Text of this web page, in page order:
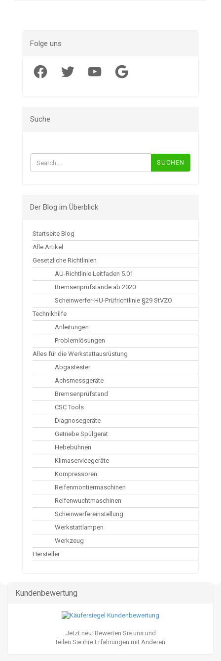
Folge uns
Facebook Twitter YouTube Google
Suche
Suchen
nach:
Der Blog im Überblick
Startseite Blog
Alle Artikel
Gesetzliche Richtlinien
AU-Richtlinie Leitfaden 5.01
Bremsenprüfstände ab 2020
Scheinwerfer-HU-Prüfrichtlinie §29 StVZO
Technikhilfe
Anleitungen
Problemlösungen
Alles für die Werkstattausrüstung
Abgastester
Achsmessgeräte
Bremsenprüfstand
CSC Tools
Diagnosegeräte
Getriebe Spülgerät
Hebebühnen
Klimaservicegeräte
Kompressoren
Reifenmontiermaschinen
Reifenwuchtmaschinen
Scheinwerfereinstellung
Werkstattlampen
Werkzeug
Hersteller
Kundenbewertung
Jetzt neu: Bewerten Sie uns und
teilen Sie ihre Erfahrungen mit Anderen